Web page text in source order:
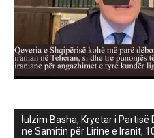
lulzim Basha, Kryetar i
në Samitin për Lirinë e Iranit,